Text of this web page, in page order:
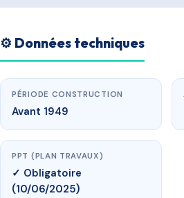
⚙️ Données techniques
PÉRIODE CONSTRUCTION
Avant 1949
PPT (PLAN TRAVAUX)
✓ Obligatoire
(10/06/2025)